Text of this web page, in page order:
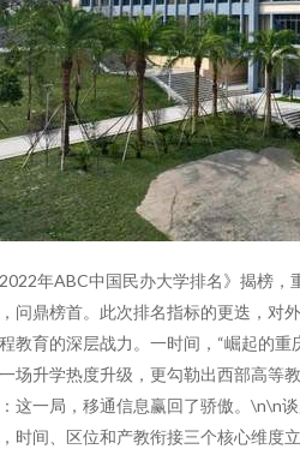
年ABC中国民办大学排名》揭榜，
问鼎榜首。此次排名指标的更迭，对
教育的深层战力。一时间，“崛起的
场升学热度升级，更勾勒出西部高等
这一局，移通信息赢回了骄傲。\n\n
时间、区位和产教衔接三个核心维度